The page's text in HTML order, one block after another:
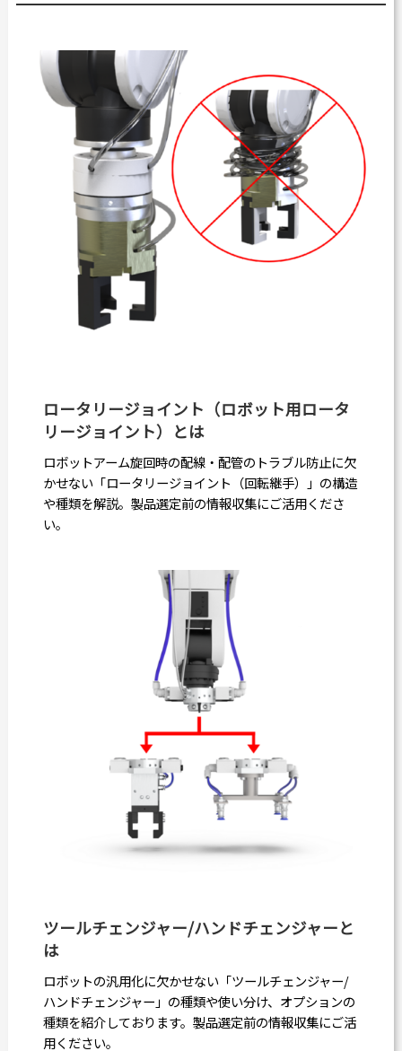
ロータリージョイント（ロボット用ロータ
リージョイント）とは
ロボットアーム旋回時の配線・配管のトラブル防止に欠
かせない「ロータリージョイント（回転継手）」の構造
や種類を解説。製品選定前の情報収集にご活用くださ
い。
ツールチェンジャー/ハンドチェンジャーと
は
ロボットの汎用化に欠かせない「ツールチェンジャー/
ハンドチェンジャー」の種類や使い分け、オプションの
種類を紹介しております。製品選定前の情報収集にご活
用ください。
Japanese English
Thai Chinese